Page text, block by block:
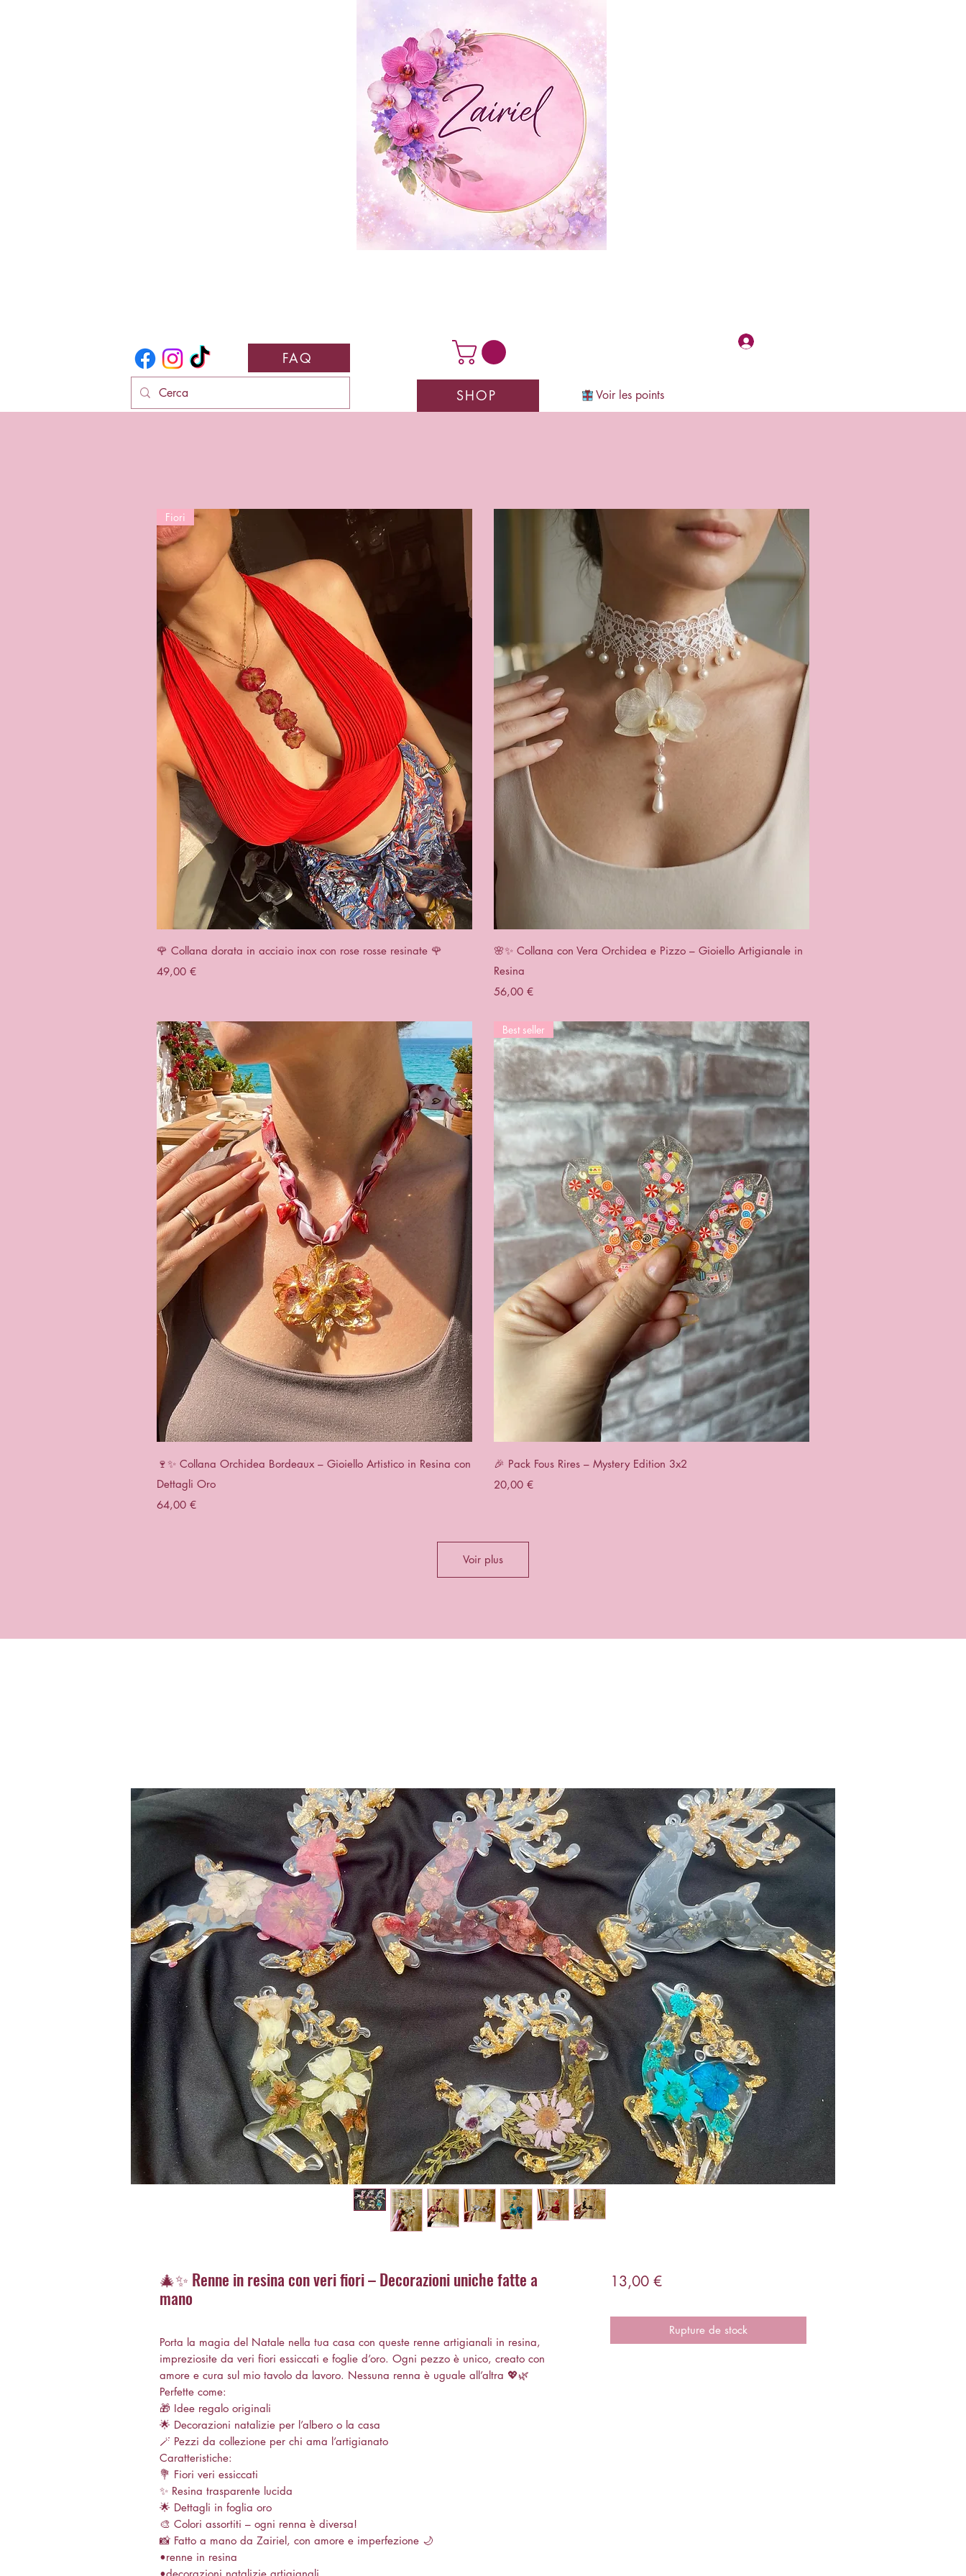
FAQ
SHOP Voir les points
Aperçu rapide
Fiori
🌹 Collana dorata in acciaio inox con rose rosse resinate 🌹
Prix
49,00 €
Aperçu rapide
🌸✨ Collana con Vera Orchidea e Pizzo – Gioiello Artigianale in
Resina
Prix
56,00 €
Aperçu rapide
🍷✨ Collana Orchidea Bordeaux – Gioiello Artistico in Resina con
Dettagli Oro
Prix
64,00 €
Aperçu rapide
Best seller
🎉 Pack Fous Rires – Mystery Edition 3x2
Prix
20,00 €
Voir plus
🎄✨ Renne in resina con veri fiori – Decorazioni uniche fatte a
mano
Porta la magia del Natale nella tua casa con queste renne artigianali in resina,
impreziosite da veri fiori essiccati e foglie d’oro. Ogni pezzo è unico, creato con
amore e cura sul mio tavolo da lavoro. Nessuna renna è uguale all’altra 💖🌿
Perfette come:
🎁 Idee regalo originali
🌟 Decorazioni natalizie per l’albero o la casa
🪄 Pezzi da collezione per chi ama l’artigianato
Caratteristiche:
💐 Fiori veri essiccati
✨ Resina trasparente lucida
🌟 Dettagli in foglia oro
🎨 Colori assortiti – ogni renna è diversa!
📸 Fatto a mano da Zairiel, con amore e imperfezione 🌙
•renne in resina
•decorazioni natalizie artigianali
13,00 €Prix
Rupture de stock